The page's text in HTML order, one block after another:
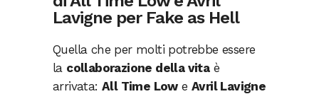
Lavigne per Fake as Hell
Quella che per molti potrebbe essere
la collaborazione della vitaè
arrivata:All Time LoweAvril Lavigne